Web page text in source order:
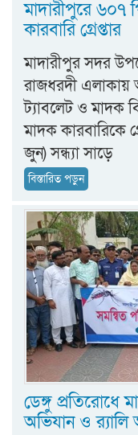
মাদারীপুরে ৬০৭
কারবারি গ্রেপ্তার
মাদারীপুর সদর
রাজধরদী এলাকায়
ট্যাবলেট ও মাদক
মাদক কারবারিকে
জুন) সন্ধ্যা সাড়ে
বিস্তারিত পড়ুন
ডেঙ্গু প্রতিরোধে
অভিযান ও র‍্যালি